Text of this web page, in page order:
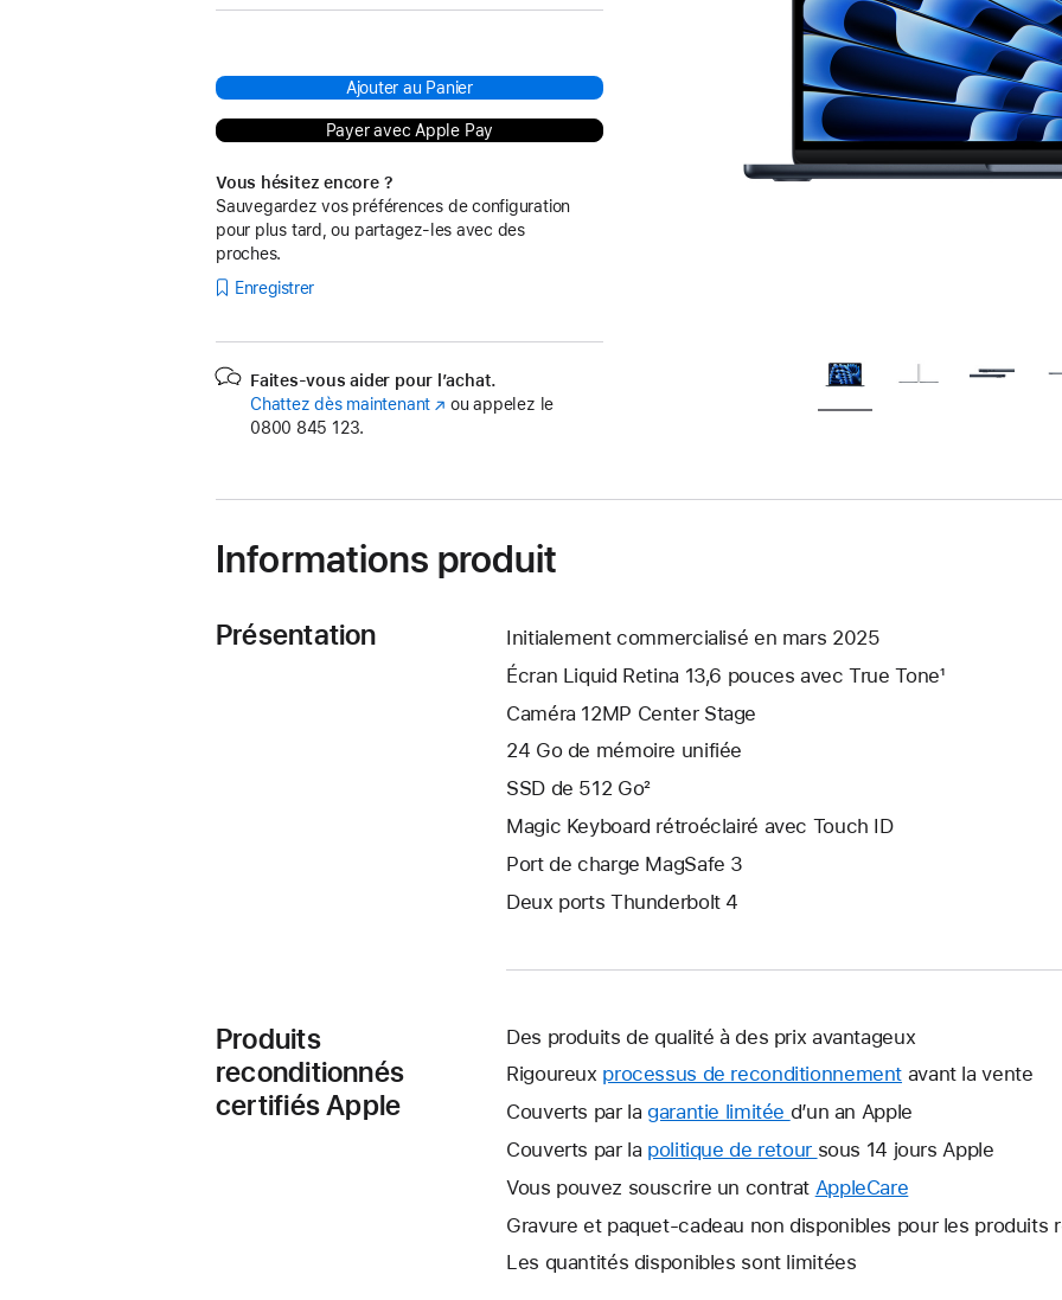
Ajouter au Panier
Payer avec Apple Pay
Vous hésitez encore ?
Sauvegardez vos préférences de configuration
pour plus tard, ou partagez-les avec des
proches.
Enregistrer
Faites-vous aider pour l’achat.
Chattez dès maintenant (s’ouvre
fenêtre)
ou appelez le
0800 845 123.
Informations produit
Présentation
Initialement commercialisé en mars 2025
Écran Liquid Retina 13,6 pouces avec True Tone¹
Caméra 12MP Center Stage
24 Go de mémoire unifiée
SSD de 512 Go²
Magic Keyboard rétroéclairé avec Touch ID
Port de charge MagSafe 3
Deux ports Thunderbolt 4
Produits
reconditionnés
certifiés Apple
Des produits de qualité à des prix avantageux
Rigoureux processus de reconditionnement avant la vente
Couverts par la garantie limitée Une
nouvelle
s’ouvre.
d’un an Apple
Couverts par la politique de retour Une
nouvelle
s’ouvre.
sous 14 jours Apple
Vous pouvez souscrire un contrat AppleCare
nouvelle
Gravure et paquet-cadeau non disponibles pour les produits
Les quantités disponibles sont limitées